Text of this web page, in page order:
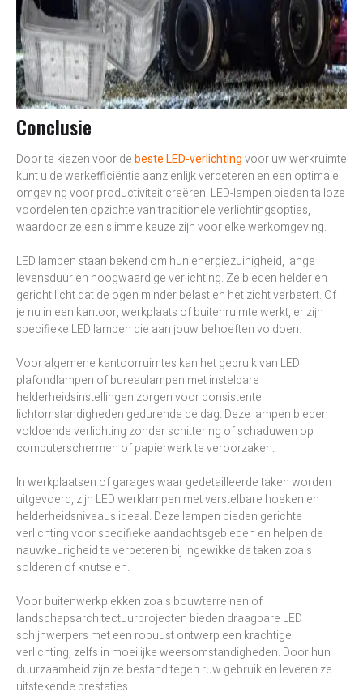
Conclusie
Door te kiezen voor debeste LED-verlichtingvoor uw werkruimte
kunt u de werkefficiëntie aanzienlijk verbeteren en een optimale
omgeving voor productiviteit creëren. LED-lampen bieden talloze
voordelen ten opzichte van traditionele verlichtingsopties,
waardoor ze een slimme keuze zijn voor elke werkomgeving.
LED lampen staan bekend om hun energiezuinigheid, lange
levensduur en hoogwaardige verlichting. Ze bieden helder en
gericht licht dat de ogen minder belast en het zicht verbetert. Of
je nu in een kantoor, werkplaats of buitenruimte werkt, er zijn
specifieke LED lampen die aan jouw behoeften voldoen.
Voor algemene kantoorruimtes kan het gebruik van LED
plafondlampen of bureaulampen met instelbare
helderheidsinstellingen zorgen voor consistente
lichtomstandigheden gedurende de dag. Deze lampen bieden
voldoende verlichting zonder schittering of schaduwen op
computerschermen of papierwerk te veroorzaken.
In werkplaatsen of garages waar gedetailleerde taken worden
uitgevoerd, zijn LED werklampen met verstelbare hoeken en
helderheidsniveaus ideaal. Deze lampen bieden gerichte
verlichting voor specifieke aandachtsgebieden en helpen de
nauwkeurigheid te verbeteren bij ingewikkelde taken zoals
solderen of knutselen.
Voor buitenwerkplekken zoals bouwterreinen of
landschapsarchitectuurprojecten bieden draagbare LED
schijnwerpers met een robuust ontwerp een krachtige
verlichting, zelfs in moeilijke weersomstandigheden. Door hun
duurzaamheid zijn ze bestand tegen ruw gebruik en leveren ze
uitstekende prestaties.